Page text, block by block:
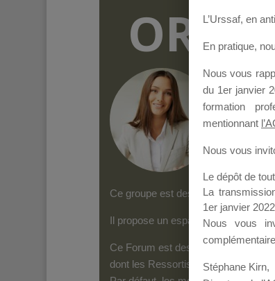
Groupe
Ce groupe est destiné aux
Il propose un espace forum, sur
Ce Forum est destiné aux
dont les Ressortissants de
L’Urssaf, en
En pratique,
Nous vous
du 1er janvier
formation
mentionnant
Nous vous
Le dépôt de
La
1er janvier
Nous vous
Stéphane Kirn,